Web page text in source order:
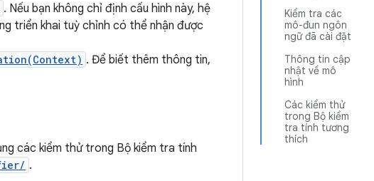
Kiểm tra các
mô-đun ngôn
ngữ đã cài đặt
Thông tin cập
nhật về mô
hình
Các kiểm thử
trong Bộ kiểm
tra tính tương
thích
. Nếu bạn không chỉ định cấu hình này, hệ
triển khai tuỳ chỉnh có thể nhận được
. Để biết thêm thông tin,
các kiểm thử trong Bộ kiểm tra tính
.